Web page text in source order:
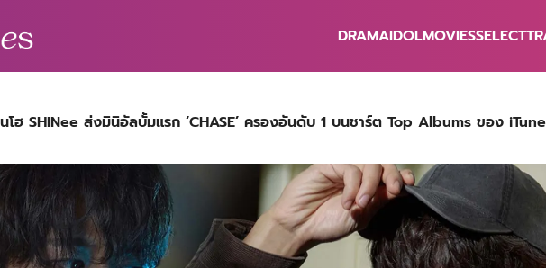
DRAMAIDOLMOVIESSELECT
โฮ SHINee ส่งมินิอัลบั้มแรก ‘CHASE’ ครองอันดับ 1 บนชาร์ต Top Albums ของ